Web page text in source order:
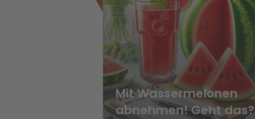
Mit Wassermelonen
abnehmen! Geht das?